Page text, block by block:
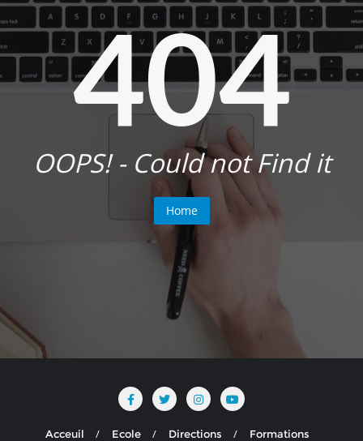
404
OOPS! - Could not Find it
Home
Acceuil Ecole Directions Formations